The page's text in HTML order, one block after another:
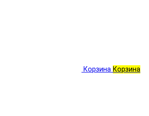
Корзина Корзина